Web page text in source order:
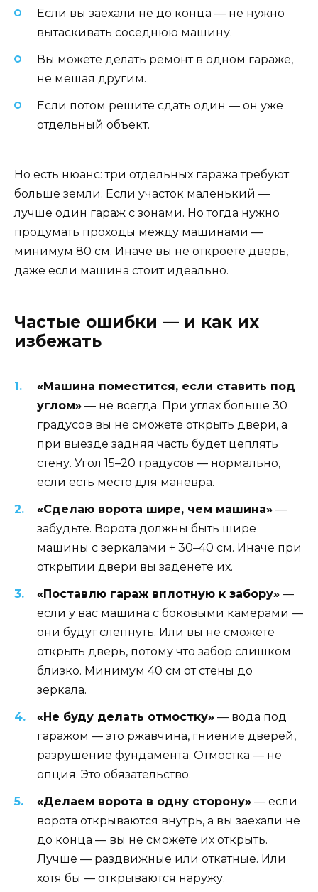
Если вы заехали не до конца — не нужно
вытаскивать соседнюю машину.
Вы можете делать ремонт в одном гараже,
не мешая другим.
Если потом решите сдать один — он уже
отдельный объект.
Но есть нюанс: три отдельных гаража требуют
больше земли. Если участок маленький —
лучше один гараж с зонами. Но тогда нужно
продумать проходы между машинами —
минимум 80 см. Иначе вы не откроете дверь,
даже если машина стоит идеально.
Частые ошибки — и как их
избежать
«Машина поместится, если ставить под
углом» — не всегда. При углах больше 30
градусов вы не сможете открыть двери, а
при выезде задняя часть будет цеплять
стену. Угол 15–20 градусов — нормально,
если есть место для манёвра.
«Сделаю ворота шире, чем машина» —
забудьте. Ворота должны быть шире
машины с зеркалами + 30–40 см. Иначе при
открытии двери вы заденете их.
«Поставлю гараж вплотную к забору» —
если у вас машина с боковыми камерами —
они будут слепнуть. Или вы не сможете
открыть дверь, потому что забор слишком
близко. Минимум 40 см от стены до
зеркала.
«Не буду делать отмостку» — вода под
гаражом — это ржавчина, гниение дверей,
разрушение фундамента. Отмостка — не
опция. Это обязательство.
«Делаем ворота в одну сторону» — если
ворота открываются внутрь, а вы заехали не
до конца — вы не сможете их открыть.
Лучше — раздвижные или откатные. Или
хотя бы — открываются наружу.